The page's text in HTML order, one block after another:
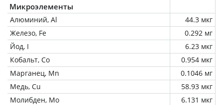
Микроэлементы
Алюминий, Al
44.3 мкг
Железо, Fe
0.292 мг
Йод, I
6.23 мкг
Кобальт, Co
0.954 мкг
Марганец, Mn
0.1046 мг
Медь, Cu
58.93 мкг
Молибден, Mo
6.131 мкг